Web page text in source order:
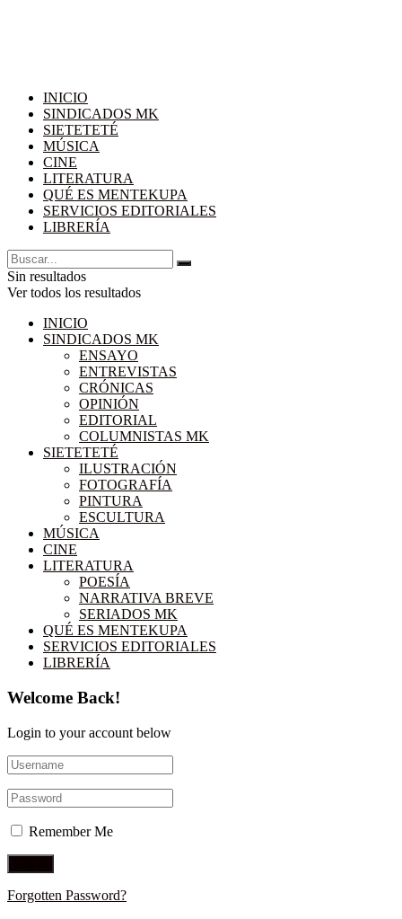
INICIO
SINDICADOS MK
SIETETETÉ
MÚSICA
CINE
LITERATURA
QUÉ ES MENTEKUPA
SERVICIOS EDITORIALES
LIBRERÍA
Sin resultados
Ver todos los resultados
INICIO
SINDICADOS MK
ENSAYO
ENTREVISTAS
CRÓNICAS
OPINIÓN
EDITORIAL
COLUMNISTAS MK
SIETETETÉ
ILUSTRACIÓN
FOTOGRAFÍA
PINTURA
ESCULTURA
MÚSICA
CINE
LITERATURA
POESÍA
NARRATIVA BREVE
SERIADOS MK
QUÉ ES MENTEKUPA
SERVICIOS EDITORIALES
LIBRERÍA
Welcome Back!
Login to your account below
Remember Me
Forgotten Password?